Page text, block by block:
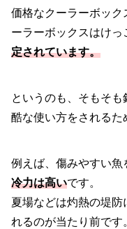
価格なクーラーボック
ーラーボックスはけっ
定されています。
というのも、そもそ
酷な使い方をされるた
例えば、傷みやすい魚
冷力は高いです。
夏場などは灼熱の堤防
れるのが当たり前です